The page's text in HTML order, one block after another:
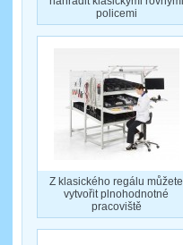
policemi
Z klasického regálu můžete
vytvořit plnohodnotné
pracoviště